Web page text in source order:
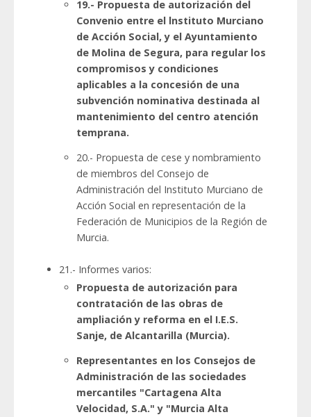
19.- Propuesta de autorización del
Convenio entre el lnstituto Murciano
de Acción Social, y el Ayuntamiento
de Molina de Segura, para regular los
compromisos y condiciones
aplicables a la concesión de una
subvención nominativa destinada al
mantenimiento del centro atención
temprana.
20.- Propuesta de cese y nombramiento
de miembros del Consejo de
Administración del Instituto Murciano de
Acción Social en representación de la
Federación de Municipios de la Región de
Murcia.
21.- Informes varios:
Propuesta de autorización para
contratación de las obras de
ampliación y reforma en el I.E.S.
Sanje, de Alcantarilla (Murcia).
Representantes en los Consejos de
Administración de las sociedades
mercantiles "Cartagena Alta
Velocidad, S.A." y "Murcia Alta